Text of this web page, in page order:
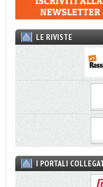
LE RIVISTE
I PORTALI